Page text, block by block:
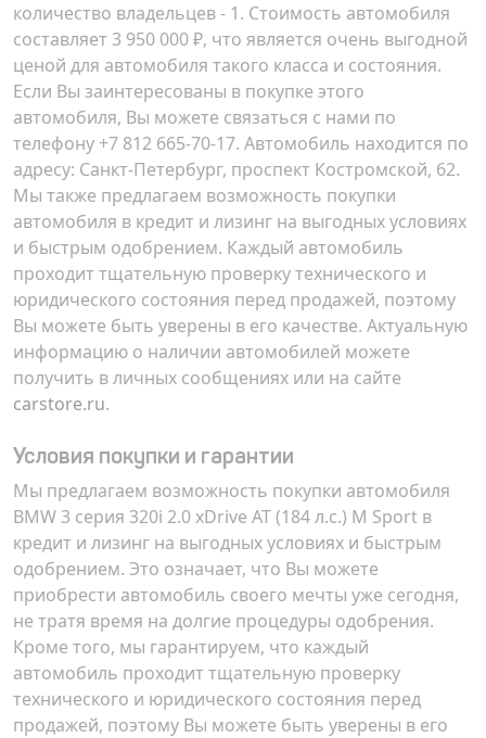
количество владельцев - 1. Стоимость автомобиля
составляет3 950 000 ₽, что является очень выгодной
ценой для автомобиля такого класса и состояния.
Если Вы заинтересованы в покупке этого
автомобиля, Вы можете связаться с нами по
телефону +7 812 665-70-17. Автомобиль находится по
адресу: Санкт-Петербург, проспект Костромской, 62.
Мы также предлагаем возможность покупки
автомобиля в кредит и лизинг на выгодных условиях
и быстрым одобрением. Каждый автомобиль
проходит тщательную проверку технического и
юридического состояния перед продажей, поэтому
Вы можете быть уверены в его качестве. Актуальную
информацию о наличии автомобилей можете
получить в личных сообщениях или на сайте
carstore.ru.
Условия покупки и гарантии
Мы предлагаем возможность покупки автомобиля
BMW 3 серия 320i 2.0 xDrive AT (184 л.с.) M Sport в
кредит и лизинг на выгодных условиях и быстрым
одобрением. Это означает, что Вы можете
приобрести автомобиль своего мечты уже сегодня,
не тратя время на долгие процедуры одобрения.
Кроме того, мы гарантируем, что каждый
автомобиль проходит тщательную проверку
технического и юридического состояния перед
продажей, поэтому Вы можете быть уверены в его